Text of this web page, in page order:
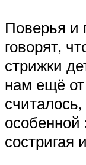
Поверья и
говорят,
стрижки
нам ещё от
особенной
состригая